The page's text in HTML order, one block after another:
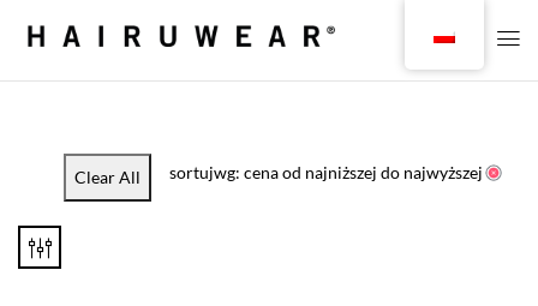
Clear All sortujwg: cena od najniższej do najwyższej